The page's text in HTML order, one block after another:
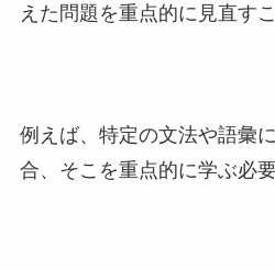
えた問題を重点的に見直す
例えば、特定の文法や語彙
合、そこを重点的に学ぶ必